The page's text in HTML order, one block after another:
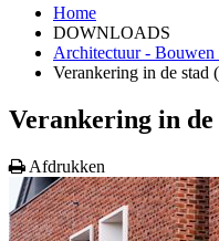
Home
DOWNLOADS
Architectuur - Bouwen
Verankering in de stad
Verankering in de
Afdrukken